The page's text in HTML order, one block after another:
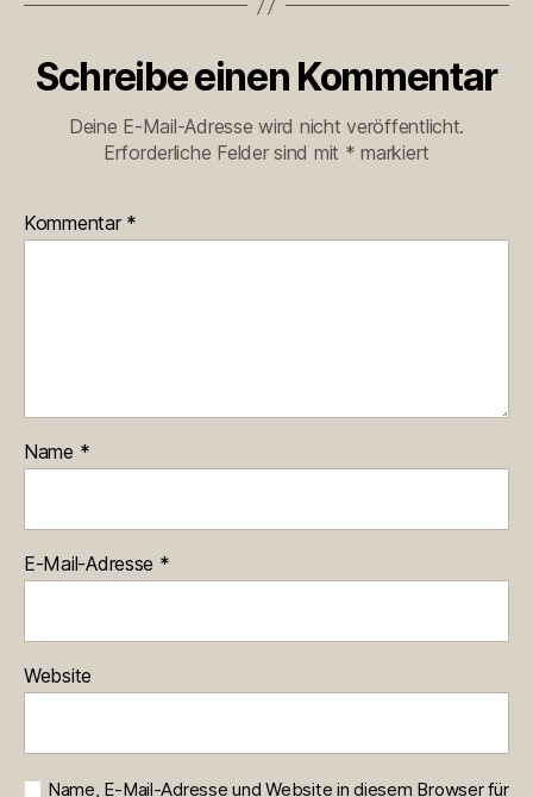
Schreibe einen Kommentar
Deine E-Mail-Adresse wird nicht veröffentlicht.
Erforderliche Felder sind mit * markiert
Kommentar *
Name *
E-Mail-Adresse *
Website
Name, E-Mail-Adresse und Website in diesem Browser für